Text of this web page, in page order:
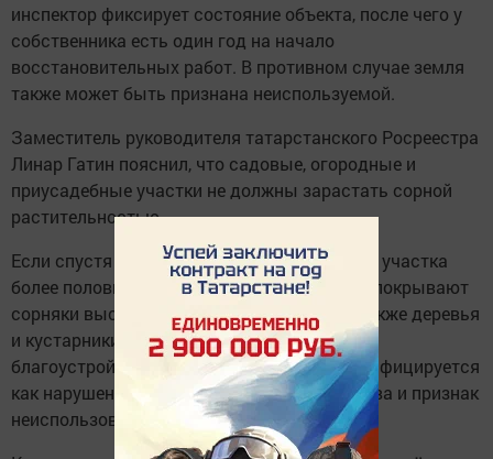
инспектор фиксирует состояние объекта, после чего у
собственника есть один год на начало
восстановительных работ. В противном случае земля
также может быть признана неиспользуемой.
Заместитель руководителя татарстанского Росреестра
Линар Гатин пояснил, что садовые, огородные и
приусадебные участки не должны зарастать сорной
растительностью.
Если спустя год после фиксации состояния участка
более половины его площади по-прежнему покрывают
сорняки высотой свыше одного метра, а также деревья
и кустарники, не имеющие отношения к
благоустройству или озеленению, это квалифицируется
как нарушение земельного законодательства и признак
неиспользования.